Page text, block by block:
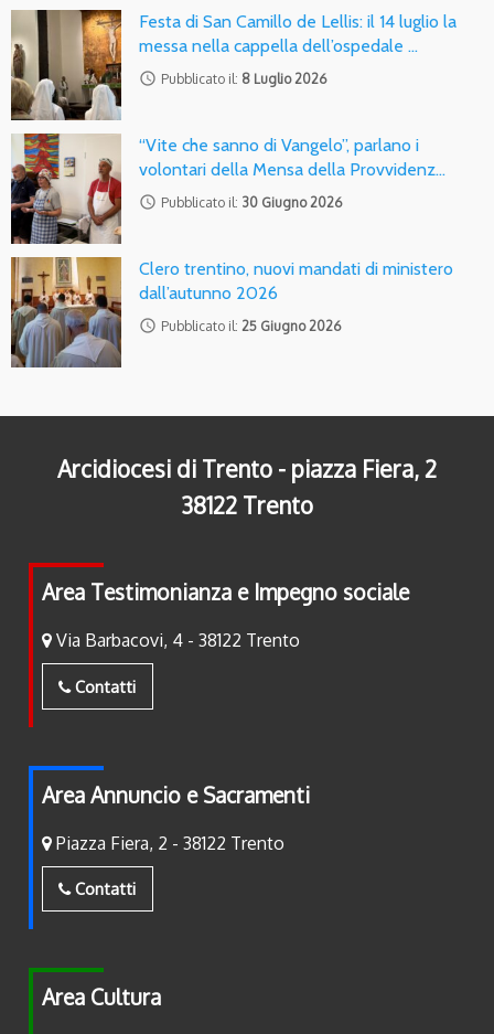
Festa di San Camillo de Lellis: il 14 luglio la
messa nella cappella dell’ospedale …
access_time Pubblicato il: 8 Luglio 2026
“Vite che sanno di Vangelo”, parlano i
volontari della Mensa della Provvidenz…
access_time Pubblicato il: 30 Giugno 2026
Clero trentino, nuovi mandati di ministero
dall’autunno 2026
access_time Pubblicato il: 25 Giugno 2026
Arcidiocesi di Trento - piazza Fiera, 2
38122 Trento
Area Testimonianza e Impegno sociale
Via Barbacovi, 4 - 38122 Trento
Contatti
Area Annuncio e Sacramenti
Piazza Fiera, 2 - 38122 Trento
Contatti
Area Cultura